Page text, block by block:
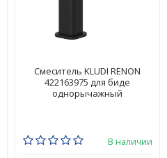
Смеситель KLUDI RENON
422163975 для биде
однорычажный
В наличии